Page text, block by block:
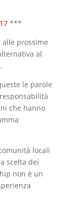
***
prossime
al
le parole
che hanno
locali
scelta dei
non è un